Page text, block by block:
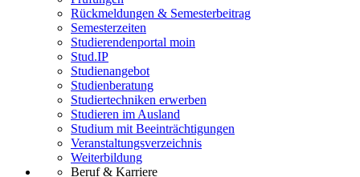
Rückmeldungen & Semesterbeitrag
Semesterzeiten
Studierendenportal moin
Stud.IP
Studienangebot
Studienberatung
Studiertechniken erwerben
Studieren im Ausland
Studium mit Beeinträchtigungen
Veranstaltungsverzeichnis
Weiterbildung
Beruf & Karriere